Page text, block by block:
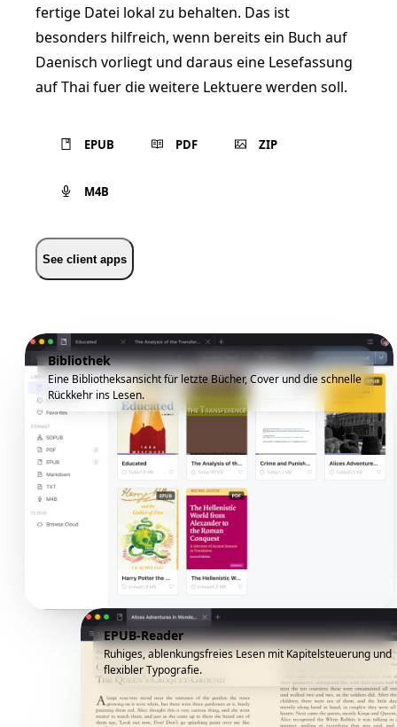
fertige Datei lokal zu behalten. Das ist
besonders hilfreich, wenn bereits ein Buch auf
Daenisch vorliegt und daraus eine Lesefassung
auf Thai fuer die weitere Lektuere werden soll.
EPUB PDF ZIP
M4B
See client apps
Bibliothek
Eine Bibliotheksansicht für letzte Bücher, Cover und die schnelle
Rückkehr ins Lesen.
EPUB-Reader
Ruhiges, ablenkungsfreies Lesen mit Kapitelsteuerung und
flexibler Typografie.